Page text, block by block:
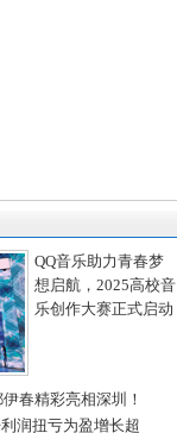
QQ音乐助力青春梦
想启航，2025高校音
乐创作大赛正式启动
春精彩亮相深圳！
润扭亏为盈增长超